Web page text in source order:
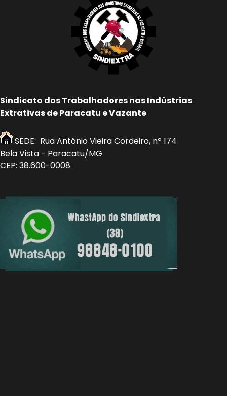
Sindicato dos Trabalhadores nas Indústrias
Extrativas de Paracatu e Vazante
SEDE: Rua Antônio Vieira Cordeiro, nº 174
Bela Vista - Paracatu/MG
CEP: 38.600-0008